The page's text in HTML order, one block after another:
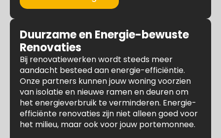
Duurzame en Energie-bewuste
Renovaties
Bij renovatiewerken wordt steeds meer
aandacht besteed aan energie-efficiëntie.
Onze partners kunnen jouw woning voorzien
van isolatie en nieuwe ramen en deuren om
het energieverbruik te verminderen. Energie-
efficiënte renovaties zijn niet alleen goed voor
het milieu, maar ook voor jouw portemonnee.